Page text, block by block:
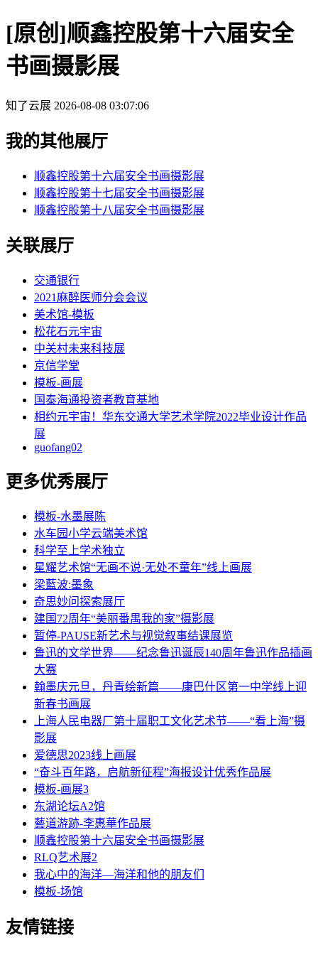
[原创]顺鑫控股第十六届安全
书画摄影展
知了云展 2026-08-08 03:07:06
我的其他展厅
顺鑫控股第十六届安全书画摄影展
顺鑫控股第十七届安全书画摄影展
顺鑫控股第十八届安全书画摄影展
关联展厅
交通银行
2021麻醉医师分会会议
美术馆-模板
松花石元宇宙
中关村未来科技展
京信学堂
模板-画展
国泰海通投资者教育基地
相约元宇宙！华东交通大学艺术学院2022毕业设计作品
展
guofang02
更多优秀展厅
模板-水墨展陈
水车园小学云端美术馆
科学至上学术独立
星耀艺术馆“无画不说·无处不童年”线上画展
梁藍波:墨象
奇思妙问探索展厅
建国72周年“美丽番禺我的家”摄影展
暂停-PAUSE新艺术与视觉叙事结课展览
鲁迅的文学世界——纪念鲁迅诞辰140周年鲁迅作品插画
大赛
翰墨庆元旦，丹青绘新篇——康巴什区第一中学线上迎
新春书画展
上海人民电器厂第十届职工文化艺术节——“看上海”摄
影展
爱德思2023线上画展
“奋斗百年路，启航新征程”海报设计优秀作品展
模板-画展3
东湖论坛A2馆
藝道游跡-李惠華作品展
顺鑫控股第十六届安全书画摄影展
RLQ艺术展2
我心中的海洋—海洋和他的朋友们
模板-场馆
友情链接